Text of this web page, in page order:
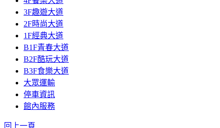
3F趣遊大道
2F時尚大道
1F經典大道
B1F青春大道
B2F酷玩大道
B3F食樂大道
大眾運輸
停車資訊
館內服務
回上一頁